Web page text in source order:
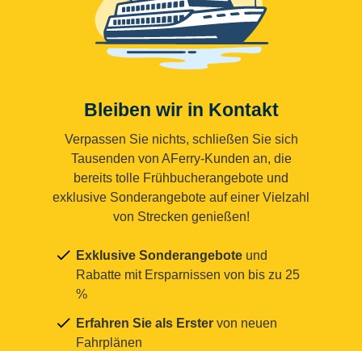
Bleiben wir in Kontakt
Verpassen Sie nichts, schließen Sie sich
Tausenden von AFerry-Kunden an, die
bereits tolle Frühbucherangebote und
exklusive Sonderangebote auf einer Vielzahl
von Strecken genießen!
Exklusive Sonderangebote und
Rabatte mit Ersparnissen von bis zu 25
%
Erfahren Sie als Erster von neuen
Fahrplänen